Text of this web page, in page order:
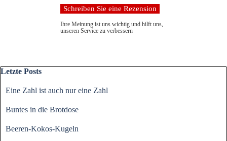
Ihre Meinung ist uns wichtig und hilft uns,
unseren Service zu verbessern
Block überspringen Letzte Posts
Letzte Posts
Eine Zahl ist auch nur eine Zahl
Buntes in die Brotdose
Beeren-Kokos-Kugeln